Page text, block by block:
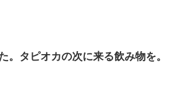
。タピオカの次に来る飲み物を。